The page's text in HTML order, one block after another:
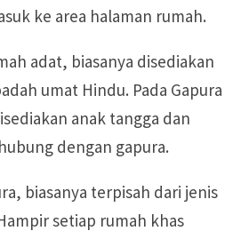
ke area halaman rumah.
adat, biasanya disediakan
umat Hindu. Pada Gapura
anak tangga dan
dengan gapura.
biasanya terpisah dari jenis
setiap rumah khas